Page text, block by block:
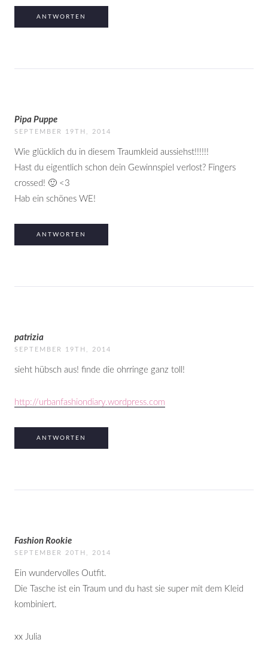
ANTWORTEN
Pipa Puppe
SEPTEMBER 19TH, 2014
Wie glücklich du in diesem Traumkleid aussiehst!!!!!!
Hast du eigentlich schon dein Gewinnspiel verlost? Fingers
crossed! 🙂 <3
Hab ein schönes WE!
ANTWORTEN
patrizia
SEPTEMBER 19TH, 2014
sieht hübsch aus! finde die ohrringe ganz toll!
http://urbanfashiondiary.wordpress.com
ANTWORTEN
Fashion Rookie
SEPTEMBER 20TH, 2014
Ein wundervolles Outfit.
Die Tasche ist ein Traum und du hast sie super mit dem Kleid
kombiniert.
xx Julia